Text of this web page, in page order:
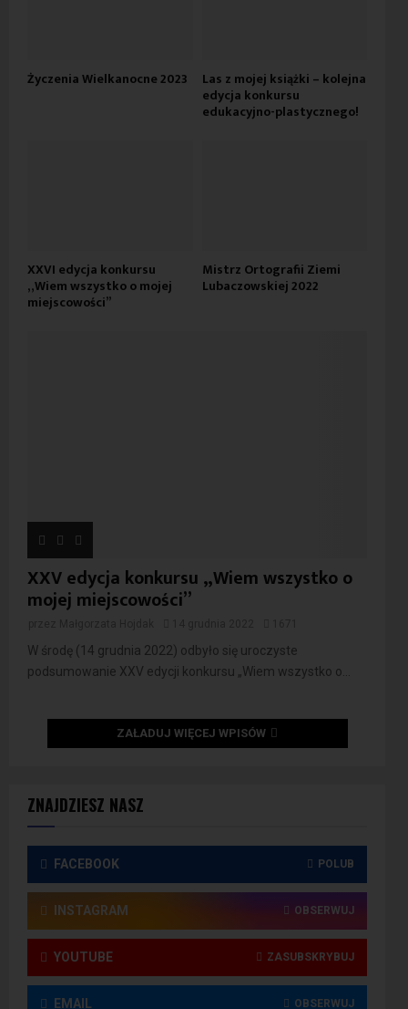
ZNAJDZIESZ NASZ
FACEBOOK POLUB
INSTAGRAM OBSERWUJ
YOUTUBE ZASUBSKRYBUJ
EMAIL OBSERWUJ
Życzenia Wielkanocne 2023 Las z mojej książki – kolejna
edycja konkursu
edukacyjno-plastycznego!
XXVI edycja konkursu
„Wiem wszystko o mojej
miejscowości”
Mistrz Ortografii Ziemi
Lubaczowskiej 2022
XXV edycja konkursu „Wiem wszystko o
mojej miejscowości”
W środę (14 grudnia 2022) odbyło się uroczyste
podsumowanie XXV edycji konkursu „Wiem wszystko o...
ZAŁADUJ WIĘCEJ WPISÓW